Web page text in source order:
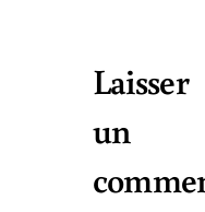
Laisser
un